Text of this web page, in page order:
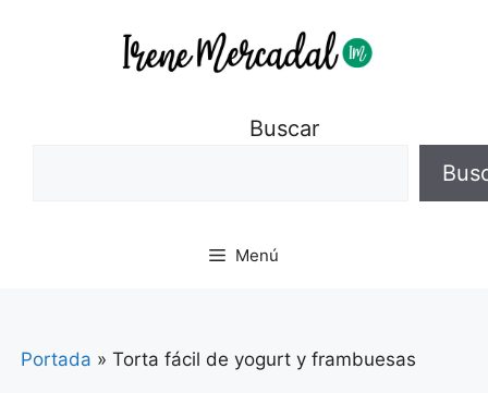
Buscar
Menú
Portada » Torta fácil de yogurt y frambuesas